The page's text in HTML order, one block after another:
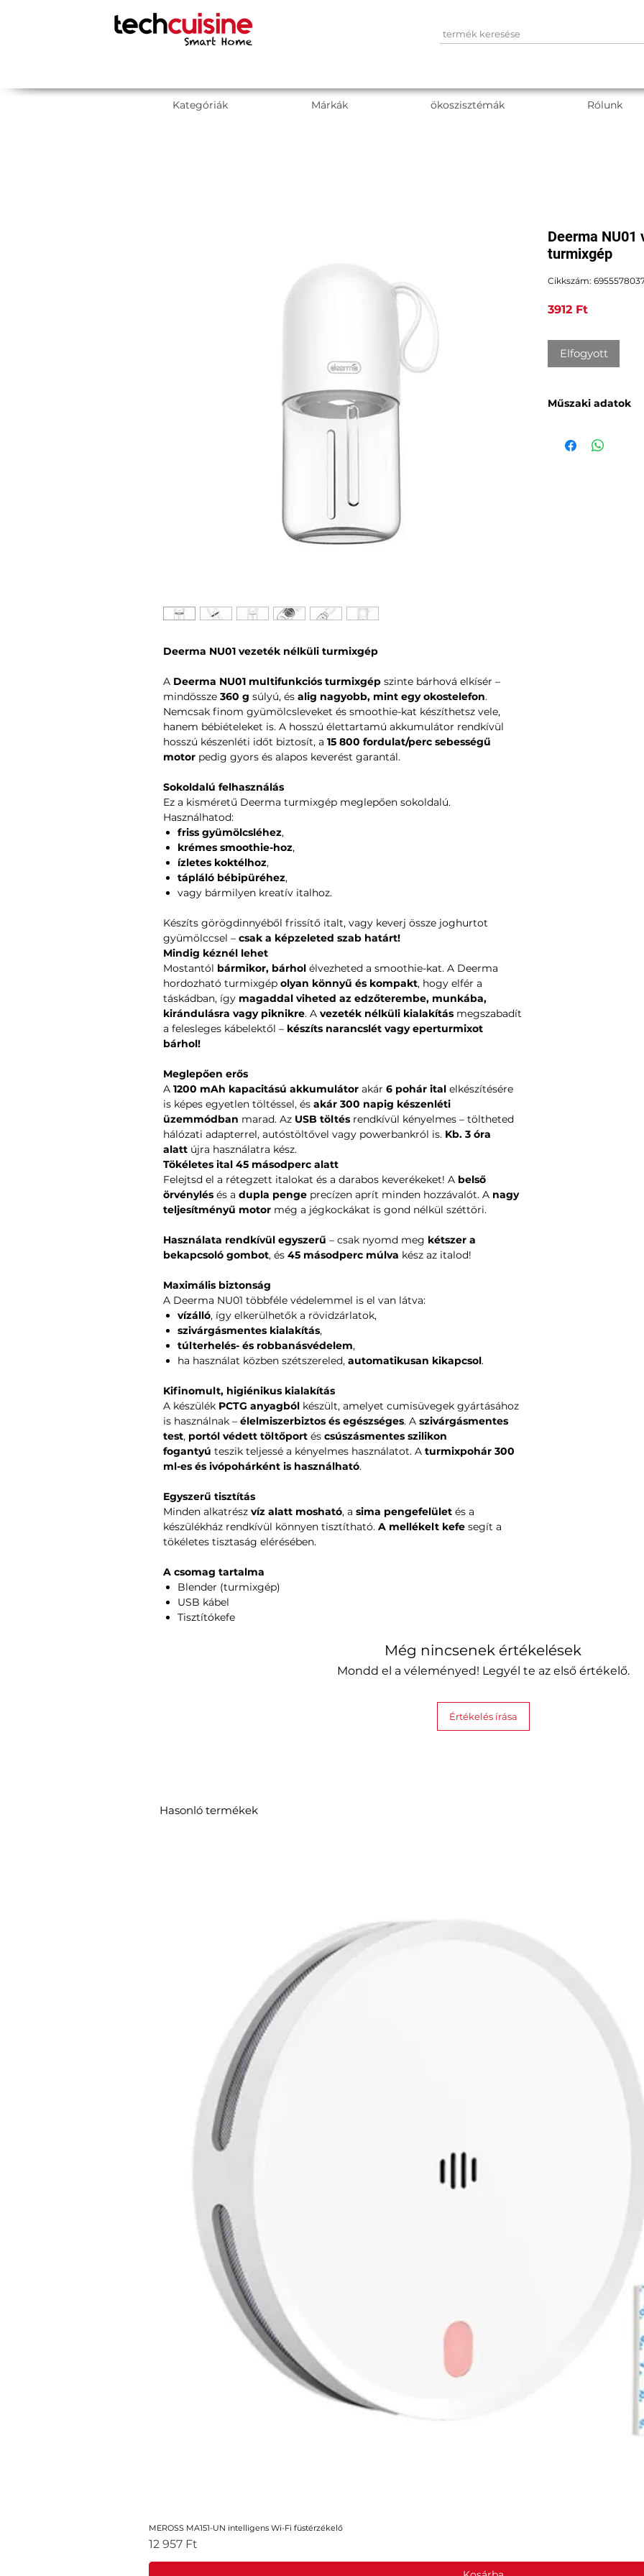
Kategóriák Márkák ökoszisztémák Rólunk
Deerma NU01 vezeték nélküli turmixgép
A Deerma NU01 multifunkciós turmixgép szinte bárhová elkísér –
mindössze 360 g súlyú, és alig nagyobb, mint egy okostelefon.
Nemcsak finom gyümölcsleveket és smoothie-kat készíthetsz vele,
hanem bébiételeket is. A hosszú élettartamú akkumulátor rendkívül
hosszú készenléti időt biztosít, a 15 800 fordulat/perc sebességű
motor pedig gyors és alapos keverést garantál.
Sokoldalú felhasználás
Ez a kisméretű Deerma turmixgép meglepően sokoldalú.
Használhatod:
friss gyümölcsléhez,
krémes smoothie-hoz,
ízletes koktélhoz,
tápláló bébipüréhez,
vagy bármilyen kreatív italhoz.
Készíts görögdinnyéből frissítő italt, vagy keverj össze joghurtot
gyümölccsel – csak a képzeleted szab határt!
Mindig kéznél lehet
Mostantól bármikor, bárhol élvezheted a smoothie-kat. A Deerma
hordozható turmixgép olyan könnyű és kompakt, hogy elfér a
táskádban, így magaddal viheted az edzőterembe, munkába,
kirándulásra vagy piknikre. A vezeték nélküli kialakítás megszabadít
a felesleges kábelektől – készíts narancslét vagy eperturmixot
bárhol!
Meglepően erős
A 1200 mAh kapacitású akkumulátor akár 6 pohár ital elkészítésére
is képes egyetlen töltéssel, és akár 300 napig készenléti
üzemmódban marad. Az USB töltés rendkívül kényelmes – töltheted
hálózati adapterrel, autóstöltővel vagy powerbankról is. Kb. 3 óra
alatt újra használatra kész.
Tökéletes ital 45 másodperc alatt
Felejtsd el a rétegzett italokat és a darabos keverékeket! A belső
örvénylés és a dupla penge precízen aprít minden hozzávalót. A nagy
teljesítményű motor még a jégkockákat is gond nélkül széttöri.
Használata rendkívül egyszerű – csak nyomd meg kétszer a
bekapcsoló gombot, és 45 másodperc múlva kész az italod!
Maximális biztonság
A Deerma NU01 többféle védelemmel is el van látva:
vízálló, így elkerülhetők a rövidzárlatok,
szivárgásmentes kialakítás,
túlterhelés- és robbanásvédelem,
ha használat közben szétszereled, automatikusan kikapcsol.
Kifinomult, higiénikus kialakítás
A készülék PCTG anyagból készült, amelyet cumisüvegek gyártásához
is használnak – élelmiszerbiztos és egészséges. A szivárgásmentes
test, portól védett töltőport és csúszásmentes szilikon
fogantyú teszik teljessé a kényelmes használatot. A turmixpohár 300
ml-es és ivópohárként is használható.
Egyszerű tisztítás
Minden alkatrész víz alatt mosható, a sima pengefelület és a
készülékház rendkívül könnyen tisztítható. A mellékelt kefe segít a
tökéletes tisztaság elérésében.
A csomag tartalma
Blender (turmixgép)
USB kábel
Tisztítókefe
Deerma
turmixgép
Cikkszám:
3912 FtÁr
Elfogyott
Műszaki adatok
Márka: Deerma
Még nincsenek értékelések
Mondd el a véleményed! Legyél te az első értékelő.
Értékelés írása
Hasonló termékek
MEROSS MA151-UN intelligens Wi-Fi füstérzékelő
Ár
12 957 Ft